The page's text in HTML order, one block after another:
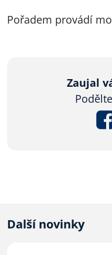
Pořadem provádí
Zaujal
Další novinky